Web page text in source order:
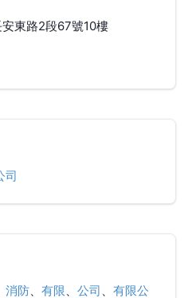
東路2段67號10樓
司
消防、 有限、 公司 、 有限公